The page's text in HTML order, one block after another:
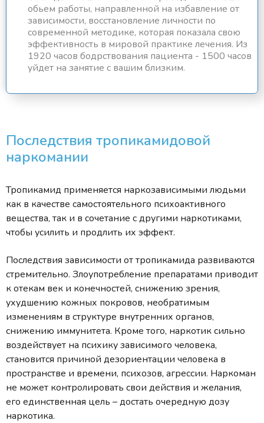
обьем работы, направленной на избавление от
зависимости, восстановление личности по
современной методике, которая показала свою
эффективность в мировой практике лечения. Из
1920 часов бодрствования пациента - 1500 часов
уйдет на занятие с вашим близким.
Последствия тропикамидовой
наркомании
Тропикамид применяется наркозависимыми людьми
как в качестве самостоятельного психоактивного
вещества, так и в сочетание с другими наркотиками,
чтобы усилить и продлить их эффект.
Последствия зависимости от тропикамида развиваются
стремительно. Злоупотребление препаратами приводит
к отекам век и конечностей, снижению зрения,
ухудшению кожных покровов, необратимым
изменениям в структуре внутренних органов,
снижению иммунитета. Кроме того, наркотик сильно
воздействует на психику зависимого человека,
становится причиной дезориентации человека в
пространстве и времени, психозов, агрессии. Наркоман
не может контролировать свои действия и желания,
его единственная цель – достать очередную дозу
наркотика.